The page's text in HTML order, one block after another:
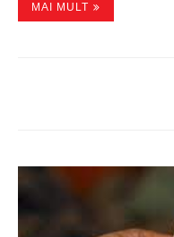
MAI MULT